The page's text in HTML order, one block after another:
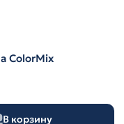
ColorMix
В корзину